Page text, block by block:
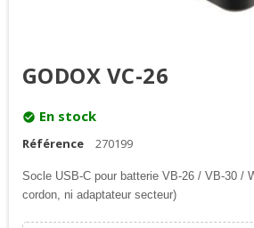
GODOX VC-26
check_circle En stock
Référence 270199
Socle USB-C pour batterie VB-26 / VB-30 /
cordon, ni adaptateur secteur)